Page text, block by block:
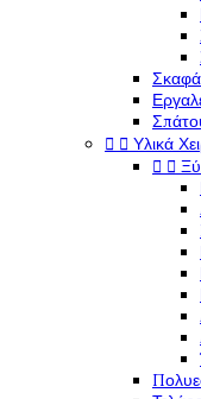
  Υλικά
 